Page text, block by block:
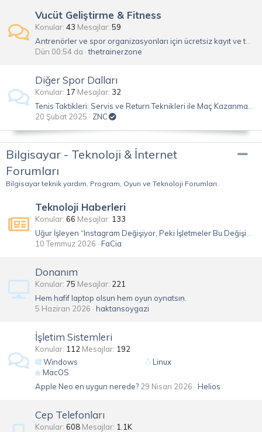
Vucüt Geliştirme & Fitness
Konular 43 Mesajlar 59
Dün 00:54 da
thetrainerzone
Diğer Spor Dalları
Konular 17 Mesajlar 32
20 Şubat 2025
ZNC
Bilgisayar - Teknoloji & İnternet
Forumları
Bilgisayar teknik yardım, Program, Oyun ve Teknoloji Forumları.
Teknoloji Haberleri
Konular 66 Mesajlar 133
10 Temmuz 2026
FaCia
Donanım
Konular 75 Mesajlar 221
Hem hafif laptop olsun hem oyun oynatsın.
5 Haziran 2026
haktansoygazi
İşletim Sistemleri
Konular 112 Mesajlar 192
Windows
Linux
MacOS
Apple Neo en uygun nerede? 29 Nisan 2026 Helios
Cep Telefonları
Konular 608 Mesajlar 1.1K